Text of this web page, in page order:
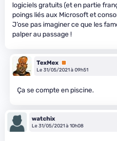
logiciels gratuits (et en partie
poings liés aux Microsoft et
J’ose pas imaginer ce que les
palper au passage !
TexMex Premium
Le 31/05/2021 à 09h51
Ça se compte en piscine.
watchix
Le 31/05/2021 à 10h08